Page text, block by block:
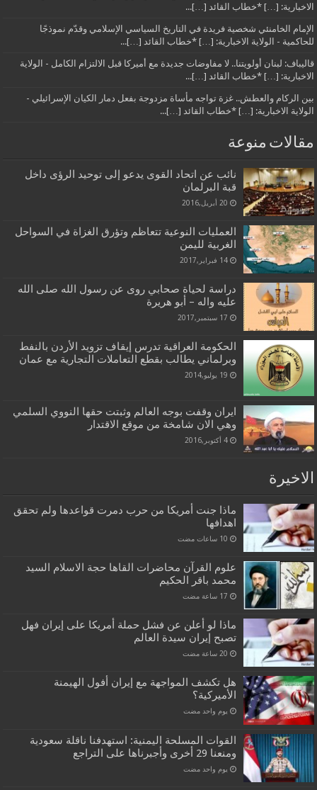
الاخبارية: […] *خطاب القائد […]...
الإمام الخامنئي شخصية فريدة في التاريخ السياسي الإسلامي وقدّم نموذجًا
للحاكمية - الولاية الاخبارية: […] *خطاب القائد […]...
قاليباف: لبنان أولويتنا.. لا مفاوضات جديدة مع أميركا قبل الالتزام الكامل - الولاية
الاخبارية: […] *خطاب القائد […]...
بين الركام والعطش.. غزة تواجه مأساة مزدوجة بفعل دمار الكيان الإسرائيلي -
الولاية الاخبارية: […] *خطاب القائد […]...
مقالات منوعة
نائب عن اتحاد القوى يدعو إلى توحيد الرؤى داخل
قبة البرلمان
20 أبريل,2016
العمليات النوعية تتعاظم وتؤرق الغزاة في السواحل
الغربية لليمن
14 فبراير,2017
دراسة لحياة صحابي روى عن رسول الله صلى الله
عليه واله – أبو هريرة
17 سبتمبر,2017
الحكومة العراقية تدرس إيقاف تزويد الأردن بالنفط
وبرلماني يطالب بقطع التعاملات التجارية مع عمان
19 يوليو,2014
ايران وقفت بوجه العالم وثبتت حقها النووي السلمي
وهي الان شامخة من موقع الاقتدار
4 أكتوبر,2016
الاخيرة
ماذا جنت أمريكا من حرب دمرت قواعدها ولم تحقق
اهدافها
علوم القرآن محاضرات القاها حجة الاسلام السيد
محمد باقر الحكيم
ماذا لو أعلن عن فشل حملة أمريكا على إيران فهل
تصبح إيران سيدة العالم
هل تكشف المواجهة مع إيران أفول الهيمنة
الأميركية؟
‏يوم واحد مضت
القوات المسلحة اليمنية: استهدفنا ناقلة سعودية
ومنعنا 29 أخرى وأجبرناها على التراجع
‏يوم واحد مضت